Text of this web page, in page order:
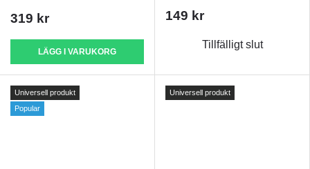
319 kr
LÄGG I VARUKORG
149 kr
Tillfälligt slut
Universell produkt
Popular
Universell produkt